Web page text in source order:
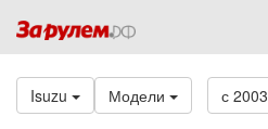
Isuzu Модели с 2003